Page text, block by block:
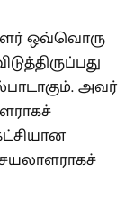
ஒவ்வொரு
அவர்